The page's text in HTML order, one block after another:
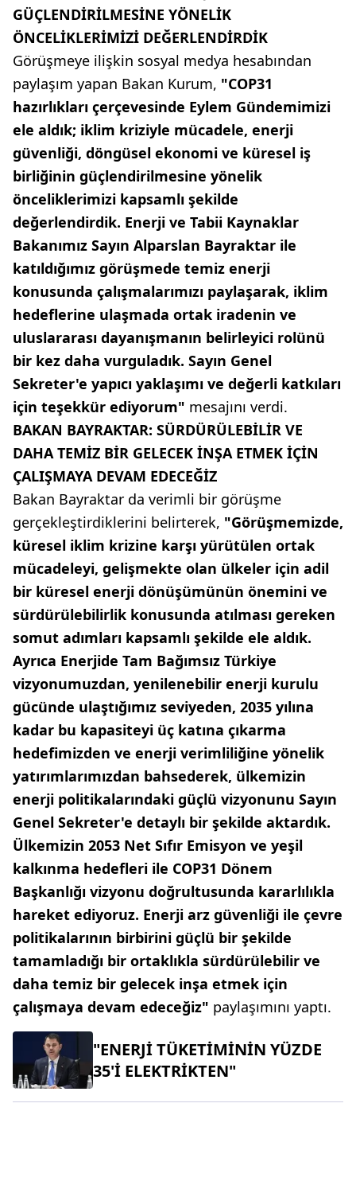
GÜÇLENDİRİLMESİNE YÖNELİK
ÖNCELİKLERİMİZİ DEĞERLENDİRDİK
Görüşmeye ilişkin sosyal medya hesabından
paylaşım yapan Bakan Kurum, "COP31
hazırlıkları çerçevesinde Eylem Gündemimizi
ele aldık; iklim kriziyle mücadele, enerji
güvenliği, döngüsel ekonomi ve küresel iş
birliğinin güçlendirilmesine yönelik
önceliklerimizi kapsamlı şekilde
değerlendirdik. Enerji ve Tabii Kaynaklar
Bakanımız Sayın Alparslan Bayraktar ile
katıldığımız görüşmede temiz enerji
konusunda çalışmalarımızı paylaşarak, iklim
hedeflerine ulaşmada ortak iradenin ve
uluslararası dayanışmanın belirleyici rolünü
bir kez daha vurguladık. Sayın Genel
Sekreter'e yapıcı yaklaşımı ve değerli katkıları
için teşekkür ediyorum" mesajını verdi.
BAKAN BAYRAKTAR: SÜRDÜRÜLEBİLİR VE
DAHA TEMİZ BİR GELECEK İNŞA ETMEK İÇİN
ÇALIŞMAYA DEVAM EDECEĞİZ
Bakan Bayraktar da verimli bir görüşme
gerçekleştirdiklerini belirterek, "Görüşmemizde,
küresel iklim krizine karşı yürütülen ortak
mücadeleyi, gelişmekte olan ülkeler için adil
bir küresel enerji dönüşümünün önemini ve
sürdürülebilirlik konusunda atılması gereken
somut adımları kapsamlı şekilde ele aldık.
Ayrıca Enerjide Tam Bağımsız Türkiye
vizyonumuzdan, yenilenebilir enerji kurulu
gücünde ulaştığımız seviyeden, 2035 yılına
kadar bu kapasiteyi üç katına çıkarma
hedefimizden ve enerji verimliliğine yönelik
yatırımlarımızdan bahsederek, ülkemizin
enerji politikalarındaki güçlü vizyonunu Sayın
Genel Sekreter'e detaylı bir şekilde aktardık.
Ülkemizin 2053 Net Sıfır Emisyon ve yeşil
kalkınma hedefleri ile COP31 Dönem
Başkanlığı vizyonu doğrultusunda kararlılıkla
hareket ediyoruz. Enerji arz güvenliği ile çevre
politikalarının birbirini güçlü bir şekilde
tamamladığı bir ortaklıkla sürdürülebilir ve
daha temiz bir gelecek inşa etmek için
çalışmaya devam edeceğiz" paylaşımını yaptı.
"ENERJİ TÜKETİMİNİN YÜZDE
35'İ ELEKTRİKTEN"